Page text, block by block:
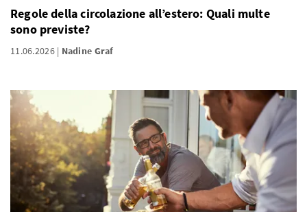
Regole della circolazione all’estero: Quali multe
sono previste?
11.06.2026 Nadine Graf